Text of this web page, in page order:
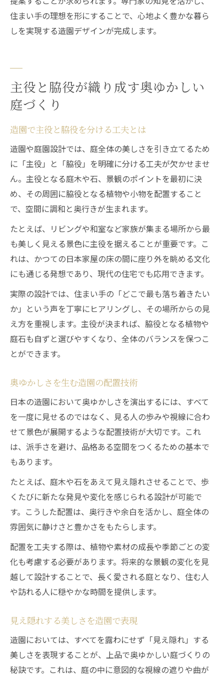
住まい手の理想を形にすることで、心地よく豊かな暮ら
しを実現する造園デザインが完成します。
主役と脇役が織り成す奥ゆかしい
庭づくり
造園で主役と脇役を分ける工夫とは
造園や庭園設計では、庭全体の美しさを引き立てるため
に「主役」と「脇役」を明確に分ける工夫が欠かせませ
ん。主役となる庭木や石、景観のポイントを最初に決
め、その周囲に脇役となる植物や小物を配置すること
で、空間に調和と奥行きが生まれます。
たとえば、リビングや和室など家族が集まる場所から最
も美しく見える景色に主役を据えることが重要です。こ
れは、かつての日本家屋の床の間に座り外を眺める文化
にも通じる発想であり、現代の住宅でも応用できます。
実際の設計では、住まい手の「どこで最も落ち着きたい
か」という声を丁寧にヒアリングし、その場所からの見
え方を重視します。主役が決まれば、脇役となる植物や
庭石も自ずと選びやすくなり、全体のバランスを保つこ
とができます。
奥ゆかしさを生む造園の配置技術
日本の造園において奥ゆかしさを演出するには、すべて
を一度に見せるのではなく、見る人の歩みや視線に合わ
せて景色が展開するような配置技術が大切です。これ
は、派手さを避け、品格ある空間をつくるための基本で
もあります。
たとえば、庭木や石をあえて見え隠れさせることで、歩
くたびに新たな発見や変化を感じられる設計が可能で
す。こうした配置は、奥行きや余白を活かし、庭全体の
雰囲気に静けさと豊かさをもたらします。
配置を工夫する際は、植物や素材の成長や季節ごとの変
化も考慮する必要があります。将来的な景観の変化を見
越して設計することで、長く愛される庭となり、住む人
や訪れる人に穏やかな時間を提供します。
見え隠れする美しさを造園で表現
造園においては、すべてを露わにせず「見え隠れ」する
美しさを表現することが、上品で奥ゆかしい庭づくりの
秘訣です。これは、庭の中に意図的な視線の遮りや曲が